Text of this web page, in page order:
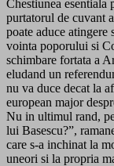
Chestiunea esentiala
purtatorul de cuvant
poate aduce atingere
vointa poporului si
schimbare fortata a
eludand un
nu va duce decat la
european major
Nu in ultimul rand,
lui Basescu?”,
care s-a inchinat la
uneori si la propria